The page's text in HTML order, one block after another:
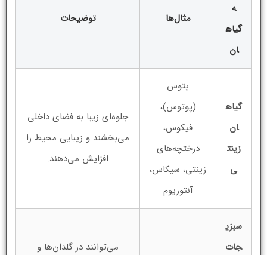
ه
گیاه
ان
مثال‌ها توضیحات
گیاه
ان
زینت
ی
پتوس
(پوتوس)،
فیکوس،
درختچه‌های
زینتی، سیکاس،
آنتوریوم
جلوه‌ای زیبا به فضای داخلی
می‌بخشند و زیبایی محیط را
افزایش می‌دهند.
سبزی
جات
می‌توانند در گلدان‌ها و